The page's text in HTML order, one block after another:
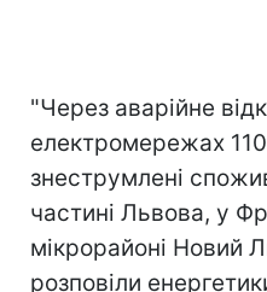
"Через аварійне
електромережах
знеструмлені
частині Львова, у
мікрорайоні Новий
розповіли